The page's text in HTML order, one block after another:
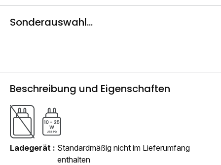
Sonderauswahl...
Beschreibung und Eigenschaften
Ladegerät
Standardmäßig nicht im Lieferumfang
enthalten